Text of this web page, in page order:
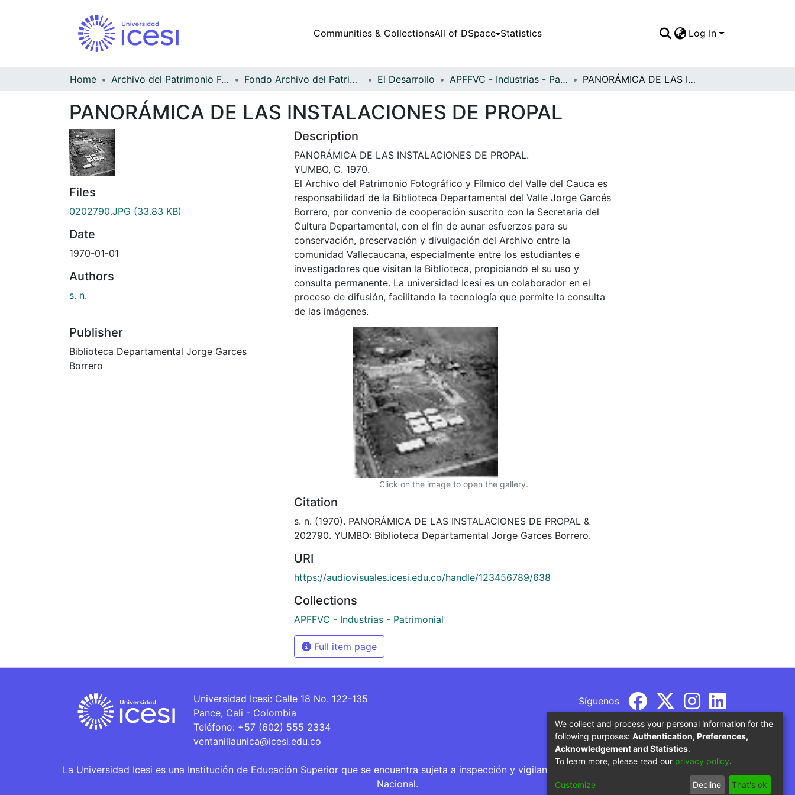
Communities & CollectionsAll of DSpace Statistics Log In
Home Archivo del Patrimonio Fotográfico y Fílmico del Valle del Cauca Fondo Archivo del Patrimonio Fotográfico y Fílmico del Valle del Cauca El Desarrollo APFFVC - Industrias - Patrimonial PANORÁMICA DE LAS INSTALACIONES DE PROPAL
PANORÁMICA DE LAS INSTALACIONES DE PROPAL
Files
0202790.JPG (33.83 KB)
Date
1970-01-01
Authors
s. n.
Publisher
Biblioteca Departamental Jorge Garces
Borrero
Description
PANORÁMICA DE LAS INSTALACIONES DE PROPAL.
YUMBO, C. 1970.
El Archivo del Patrimonio Fotográfico y Fílmico del Valle del Cauca es
responsabilidad de la Biblioteca Departamental del Valle Jorge Garcés
Borrero, por convenio de cooperación suscrito con la Secretaria del
Cultura Departamental, con el fin de aunar esfuerzos para su
conservación, preservación y divulgación del Archivo entre la
comunidad Vallecaucana, especialmente entre los estudiantes e
investigadores que visitan la Biblioteca, propiciando el su uso y
consulta permanente. La universidad Icesi es un colaborador en el
proceso de difusión, facilitando la tecnología que permite la consulta
de las imágenes.
Click on the image to open the gallery.
Citation
s. n. (1970). PANORÁMICA DE LAS INSTALACIONES DE PROPAL &
202790. YUMBO: Biblioteca Departamental Jorge Garces Borrero.
URI
https://audiovisuales.icesi.edu.co/handle/123456789/638
Collections
APFFVC - Industrias - Patrimonial
Full item page
Universidad Icesi: Calle 18 No. 122-135
Pance, Cali - Colombia
Teléfono: +57 (602) 555 2334
ventanillaunica@icesi.edu.co
Síguenos
La Universidad Icesi es una Institución de Educación Superior que se encuentra sujeta a inspección y vigilancia por parte del Ministerio de Educación
Nacional.
We collect and process your personal information for the
following purposes: Authentication, Preferences,
Acknowledgement and Statistics.
To learn more, please read our privacy policy.
Customize Decline That's ok